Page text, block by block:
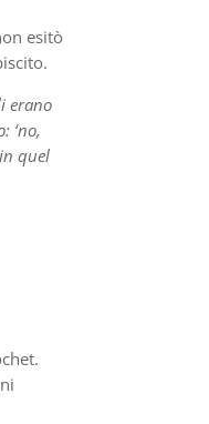
esitò
erano
‘no,
quel